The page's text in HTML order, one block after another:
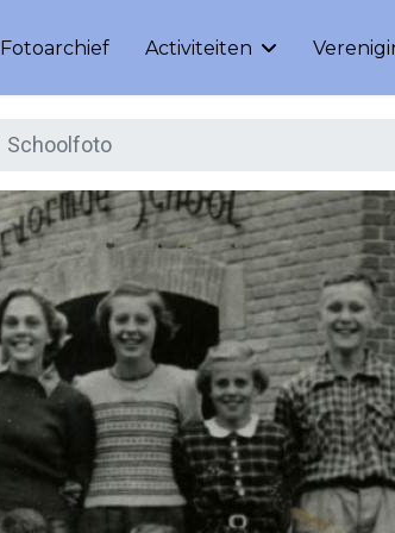
Fotoarchief Activiteiten
Schoolfoto